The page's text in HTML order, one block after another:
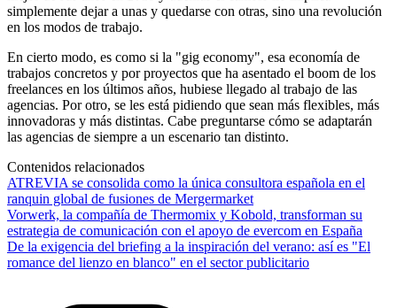
simplemente dejar a unas y quedarse con otras, sino una revolución
en los modos de trabajo.
En cierto modo, es como si la "gig economy", esa economía de
trabajos concretos y por proyectos que ha asentado el boom de los
freelances en los últimos años, hubiese llegado al trabajo de las
agencias. Por otro, se les está pidiendo que sean más flexibles, más
innovadoras y más distintas. Cabe preguntarse cómo se adaptarán
las agencias de siempre a un escenario tan distinto.
Contenidos relacionados
ATREVIA se consolida como la única consultora española en el
ranquin global de fusiones de Mergermarket
Vorwerk, la compañía de Thermomix y Kobold, transforman su
estrategia de comunicación con el apoyo de evercom en España
De la exigencia del briefing a la inspiración del verano: así es "El
romance del lienzo en blanco" en el sector publicitario